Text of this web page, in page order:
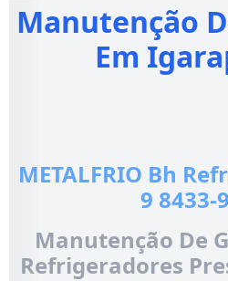
Manutenção
Em
METALFRIO Bh
9 8433-
Manutenção De
Refrigeradores